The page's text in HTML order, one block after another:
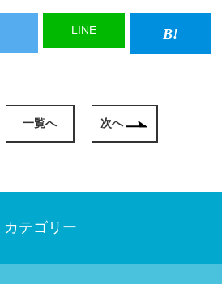
LINE
一覧へ 次へ
カテゴリー